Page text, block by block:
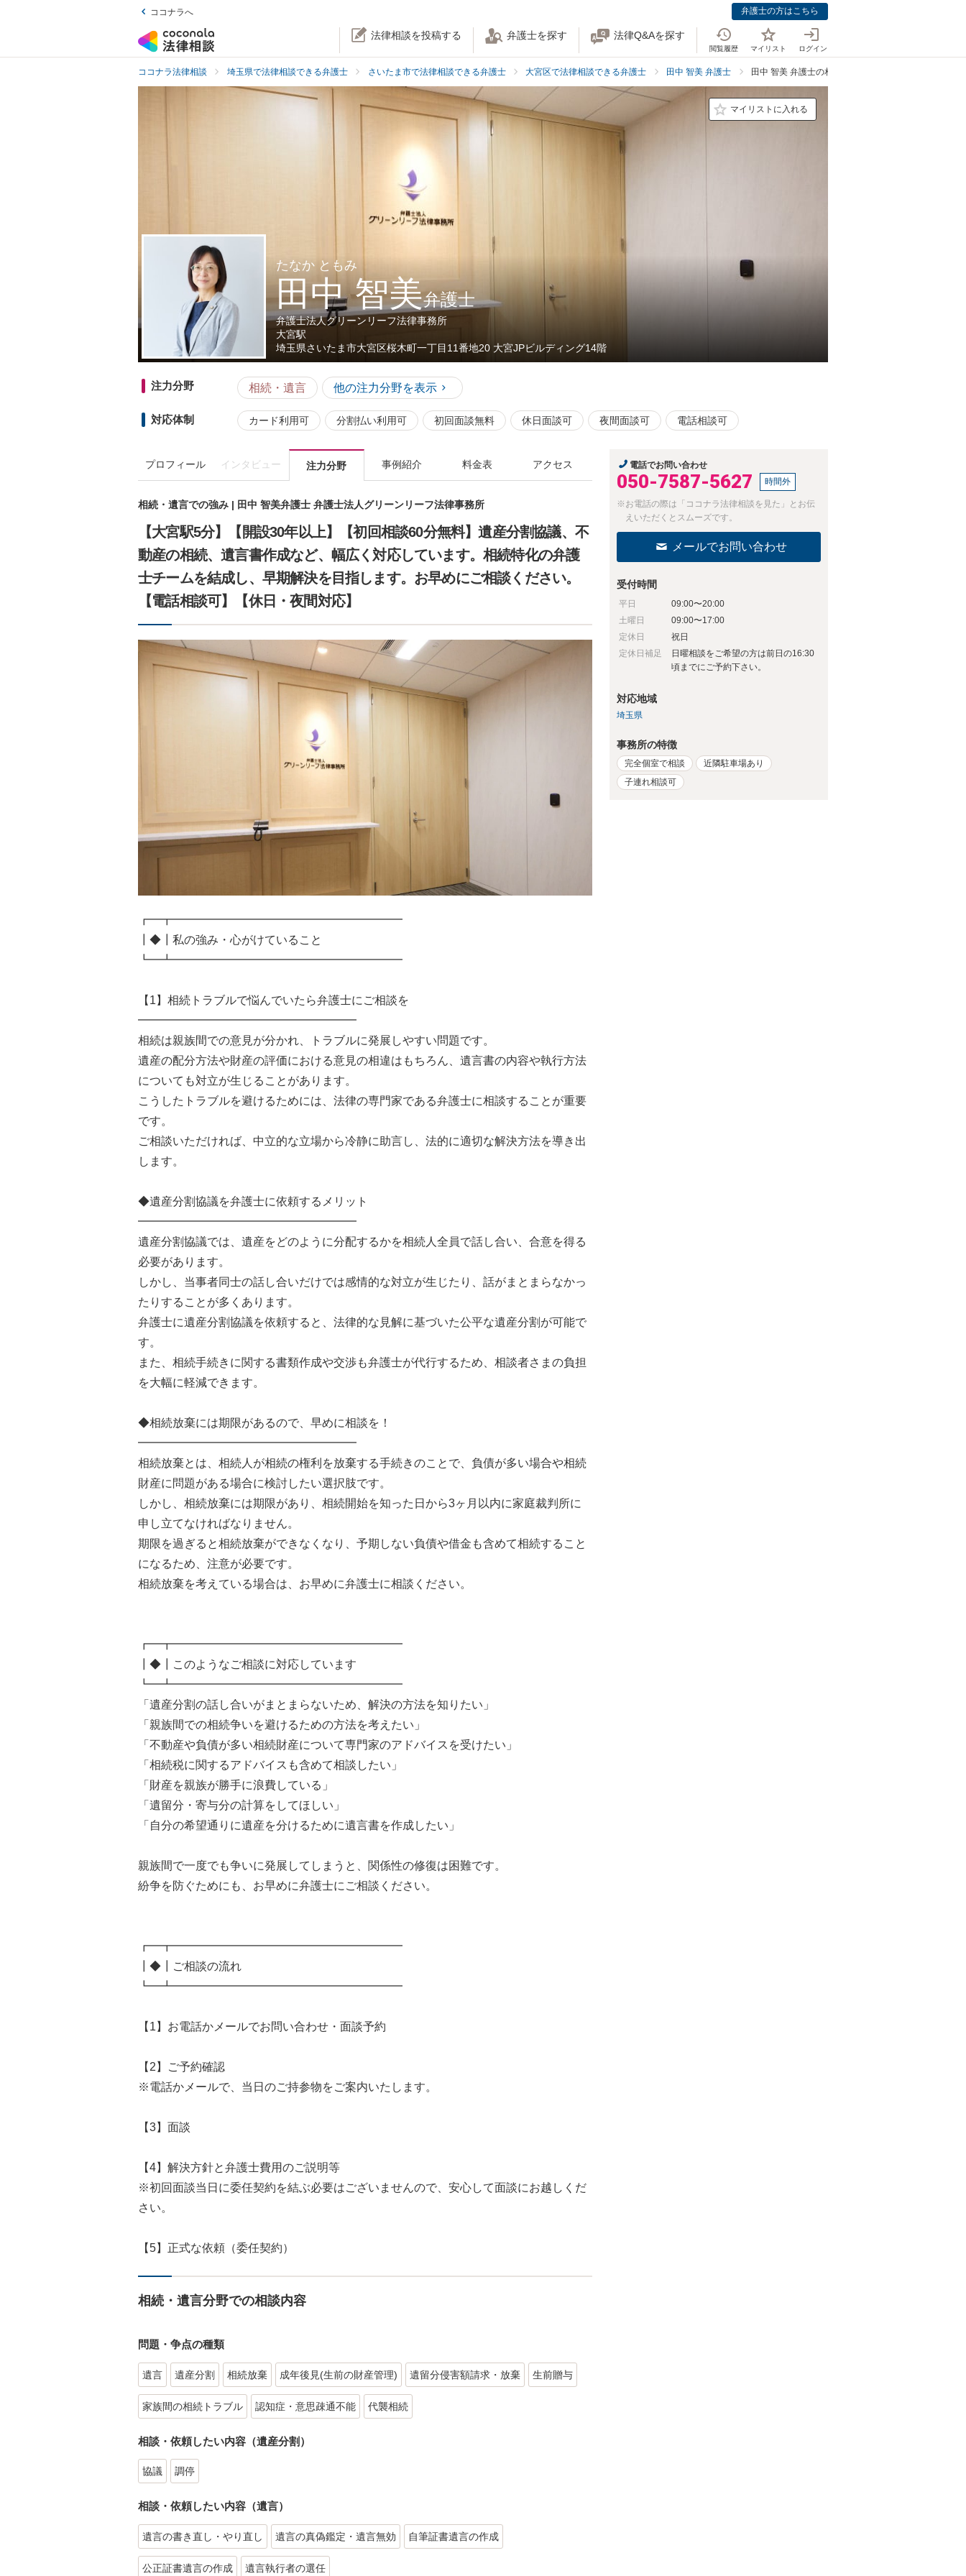
ココナラへ 弁護士の方はこちら
法律相談を投稿する 弁護士を探す 法律Q&Aを探す
閲覧履歴 マイリスト ログイン
ココナラ法律相談 埼玉県で法律相談できる弁護士 さいたま市で法律相談できる弁護士 大宮区で法律相談できる弁護士 田中 智美 弁護士 田中 智美 弁護士の相続・遺言での強み
マイリストに入れる
たなか ともみ
田中 智美弁護士
弁護士法人グリーンリーフ法律事務所
大宮駅
埼玉県さいたま市大宮区桜木町一丁目11番地20 大宮JPビルディング14階
注力分野 相続・遺言 他の注力分野を表示
対応体制 カード利用可 分割払い利用可 初回面談無料 休日面談可 夜間面談可 電話相談可
プロフィール インタビュー 注力分野 事例紹介 料金表 アクセス
相続・遺言での強み | 田中 智美弁護士 弁護士法人グリーンリーフ法律事務所
【大宮駅5分】【開設30年以上】【初回相談60分無料】遺産分割協議、不
動産の相続、遺言書作成など、幅広く対応しています。相続特化の弁護
士チームを結成し、早期解決を目指します。お早めにご相談ください。
【電話相談可】【休日・夜間対応】
┏━┳━━━━━━━━━━━━━━━━━━━━
┃◆┃私の強み・心がけていること
┗━┻━━━━━━━━━━━━━━━━━━━━
【1】相続トラブルで悩んでいたら弁護士にご相談を
━━━━━━━━━━━━━━━━━━━
相続は親族間での意見が分かれ、トラブルに発展しやすい問題です。
遺産の配分方法や財産の評価における意見の相違はもちろん、遺言書の内容や執行方法
についても対立が生じることがあります。
こうしたトラブルを避けるためには、法律の専門家である弁護士に相談することが重要
です。
ご相談いただければ、中立的な立場から冷静に助言し、法的に適切な解決方法を導き出
します。
◆遺産分割協議を弁護士に依頼するメリット
━━━━━━━━━━━━━━━━━━━
遺産分割協議では、遺産をどのように分配するかを相続人全員で話し合い、合意を得る
必要があります。
しかし、当事者同士の話し合いだけでは感情的な対立が生じたり、話がまとまらなかっ
たりすることが多くあります。
弁護士に遺産分割協議を依頼すると、法律的な見解に基づいた公平な遺産分割が可能で
す。
また、相続手続きに関する書類作成や交渉も弁護士が代行するため、相談者さまの負担
を大幅に軽減できます。
◆相続放棄には期限があるので、早めに相談を！
━━━━━━━━━━━━━━━━━━━
相続放棄とは、相続人が相続の権利を放棄する手続きのことで、負債が多い場合や相続
財産に問題がある場合に検討したい選択肢です。
しかし、相続放棄には期限があり、相続開始を知った日から3ヶ月以内に家庭裁判所に
申し立てなければなりません。
期限を過ぎると相続放棄ができなくなり、予期しない負債や借金も含めて相続すること
になるため、注意が必要です。
相続放棄を考えている場合は、お早めに弁護士に相談ください。
┏━┳━━━━━━━━━━━━━━━━━━━━
┃◆┃このようなご相談に対応しています
┗━┻━━━━━━━━━━━━━━━━━━━━
「遺産分割の話し合いがまとまらないため、解決の方法を知りたい」
「親族間での相続争いを避けるための方法を考えたい」
「不動産や負債が多い相続財産について専門家のアドバイスを受けたい」
「相続税に関するアドバイスも含めて相談したい」
「財産を親族が勝手に浪費している」
「遺留分・寄与分の計算をしてほしい」
「自分の希望通りに遺産を分けるために遺言書を作成したい」
親族間で一度でも争いに発展してしまうと、関係性の修復は困難です。
紛争を防ぐためにも、お早めに弁護士にご相談ください。
┏━┳━━━━━━━━━━━━━━━━━━━━
┃◆┃ご相談の流れ
┗━┻━━━━━━━━━━━━━━━━━━━━
【1】お電話かメールでお問い合わせ・面談予約
【2】ご予約確認
※電話かメールで、当日のご持参物をご案内いたします。
【3】面談
【4】解決方針と弁護士費用のご説明等
※初回面談当日に委任契約を結ぶ必要はございませんので、安心して面談にお越しくだ
さい。
【5】正式な依頼（委任契約）
相続・遺言分野での相談内容
問題・争点の種類
遺言 遺産分割 相続放棄 成年後見(生前の財産管理) 遺留分侵害額請求・放棄 生前贈与
家族間の相続トラブル 認知症・意思疎通不能 代襲相続
相談・依頼したい内容（遺産分割）
協議 調停
相談・依頼したい内容（遺言）
遺言の書き直し・やり直し 遺言の真偽鑑定・遺言無効 自筆証書遺言の作成
公正証書遺言の作成 遺言執行者の選任
電話でお問い合わせ
050-7587-5627 時間外
※お電話の際は「ココナラ法律相談を見た」とお伝
えいただくとスムーズです。
メールでお問い合わせ
受付時間
平日
09:00〜20:00
土曜日
09:00〜17:00
定休日
祝日
定休日補足
日曜相談をご希望の方は前日の16:30
頃までにご予約下さい。
対応地域
埼玉県
事務所の特徴
完全個室で相談
近隣駐車場あり
子連れ相談可